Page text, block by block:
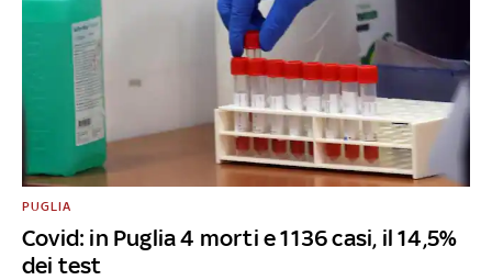
Covid: in Puglia 4 morti e 1136 casi, il 14,5%
dei test
PUGLIA